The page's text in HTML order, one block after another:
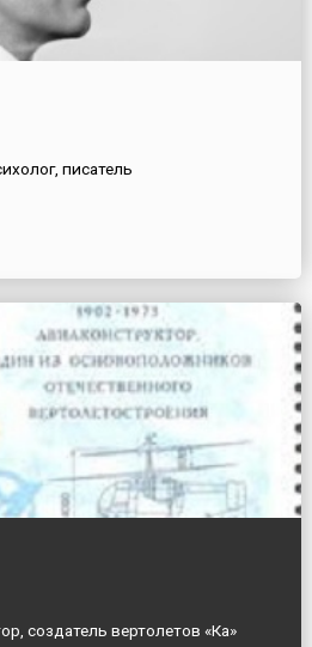
писатель
создатель вертолетов «Ка»